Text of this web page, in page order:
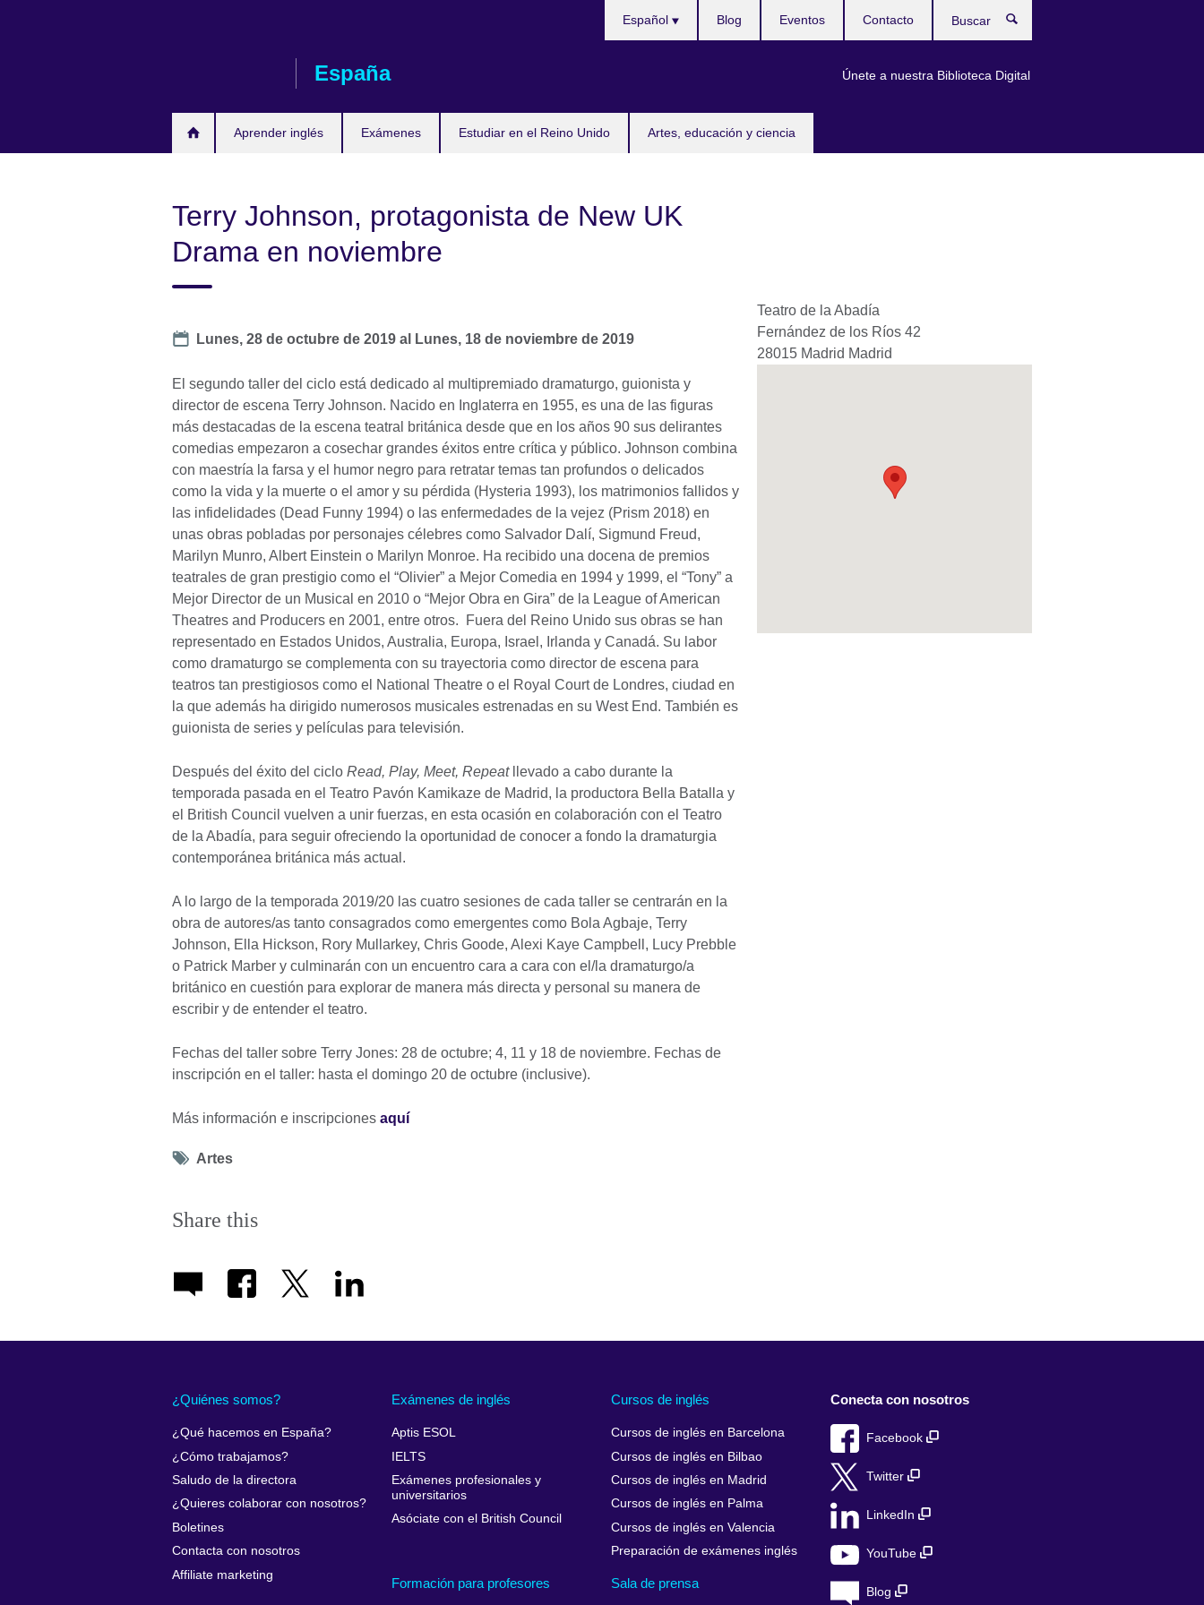
España
Aprender inglés Exámenes Estudiar en el Reino Unido Artes, educación y ciencia
idioma
Español
Únete a nuestra Biblioteca Digital
Blog Eventos Contacto
Terry Johnson, protagonista de New UK
Drama en noviembre
Date
Lunes, 28 de octubre de 2019 al Lunes, 18 de noviembre de 2019
El segundo taller del ciclo está dedicado al multipremiado dramaturgo, guionista y
director de escena Terry Johnson. Nacido en Inglaterra en 1955, es una de las figuras
más destacadas de la escena teatral británica desde que en los años 90 sus delirantes
comedias empezaron a cosechar grandes éxitos entre crítica y público. Johnson combina
con maestría la farsa y el humor negro para retratar temas tan profundos o delicados
como la vida y la muerte o el amor y su pérdida (Hysteria 1993), los matrimonios fallidos y
las infidelidades (Dead Funny 1994) o las enfermedades de la vejez (Prism 2018) en
unas obras pobladas por personajes célebres como Salvador Dalí, Sigmund Freud,
Marilyn Munro, Albert Einstein o Marilyn Monroe. Ha recibido una docena de premios
teatrales de gran prestigio como el “Olivier” a Mejor Comedia en 1994 y 1999, el “Tony” a
Mejor Director de un Musical en 2010 o “Mejor Obra en Gira” de la League of American
Theatres and Producers en 2001, entre otros. Fuera del Reino Unido sus obras se han
representado en Estados Unidos, Australia, Europa, Israel, Irlanda y Canadá. Su labor
como dramaturgo se complementa con su trayectoria como director de escena para
teatros tan prestigiosos como el National Theatre o el Royal Court de Londres, ciudad en
la que además ha dirigido numerosos musicales estrenadas en su West End. También es
guionista de series y películas para televisión.
Después del éxito del ciclo Read, Play, Meet, Repeatllevado a cabo durante la
temporada pasada en el Teatro Pavón Kamikaze de Madrid, la productora Bella Batalla y
el British Council vuelven a unir fuerzas, en esta ocasión en colaboración con el Teatro
de la Abadía, para seguir ofreciendo la oportunidad de conocer a fondo la dramaturgia
contemporánea británica más actual.
A lo largo de la temporada 2019/20 las cuatro sesiones de cada taller se centrarán en la
obra de autores/as tanto consagrados como emergentes como Bola Agbaje, Terry
Johnson, Ella Hickson, Rory Mullarkey, Chris Goode, Alexi Kaye Campbell, Lucy Prebble
o Patrick Marber y culminarán con un encuentro cara a cara con el/la dramaturgo/a
británico en cuestión para explorar de manera más directa y personal su manera de
escribir y de entender el teatro.
Fechas del taller sobre Terry Jones: 28 de octubre; 4, 11 y 18 de noviembre. Fechas de
inscripción en el taller: hasta el domingo 20 de octubre (inclusive).
Más información e inscripciones aquí
Tag
Artes
Share this
Teatro de la Abadía
Fernández de los Ríos 42
28015 Madrid Madrid
¿Quiénes somos?
¿Qué hacemos en España?
¿Cómo trabajamos?
Saludo de la directora
¿Quieres colaborar con nosotros?
Boletines
Contacta con nosotros
Affiliate marketing
Exámenes de inglés
Aptis ESOL
IELTS
Exámenes profesionales y
universitarios
Asóciate con el British Council
Cursos de inglés
Cursos de inglés en Barcelona
Cursos de inglés en Bilbao
Cursos de inglés en Madrid
Cursos de inglés en Palma
Cursos de inglés en Valencia
Preparación de exámenes inglés
Formación para profesores Sala de prensa
Conecta con nosotros
Facebook
Twitter
LinkedIn
YouTube
Blog